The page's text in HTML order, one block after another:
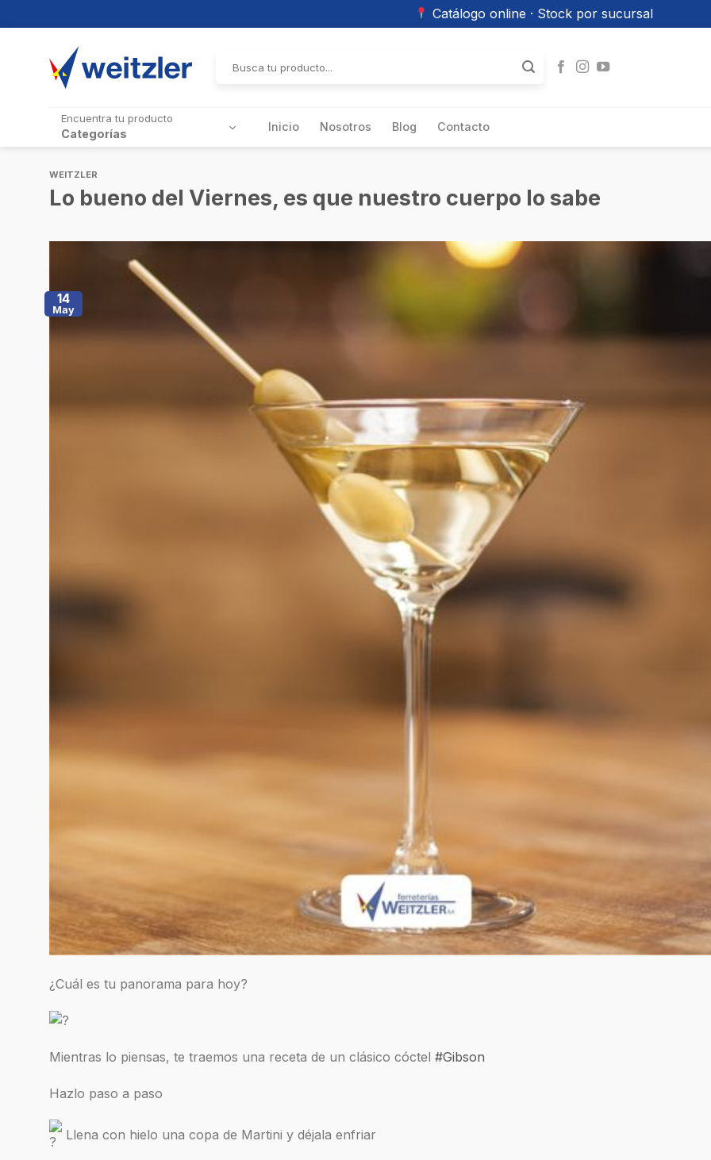
Catálogo online · Stock por sucursal
por:
Encuentra tu producto
Categorías Inicio Nosotros Blog Contacto
WEITZLER
Lo bueno del Viernes, es que nuestro cuerpo lo sabe
14
May
¿Cuál es tu panorama para hoy?
Mientras lo piensas, te traemos una receta de un clásico cóctel #Gibson
Hazlo paso a paso
Llena con hielo una copa de Martini y déjala enfriar